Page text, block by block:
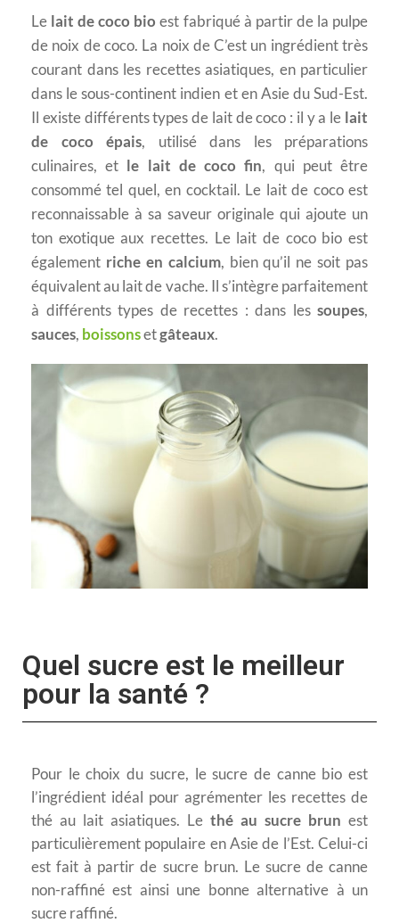
Le lait de coco bio est fabriqué à partir de la pulpe
de noix de coco. La noix de C’est un ingrédient très
courant dans les recettes asiatiques, en particulier
dans le sous-continent indien et en Asie du Sud-Est.
Il existe différents types de lait de coco : il y a le lait
de coco épais, utilisé dans les préparations
culinaires, et le lait de coco fin, qui peut être
consommé tel quel, en cocktail. Le lait de coco est
reconnaissable à sa saveur originale qui ajoute un
ton exotique aux recettes. Le lait de coco bio est
également riche en calcium, bien qu’il ne soit pas
équivalent au lait de vache. Il s’intègre parfaitement
à différents types de recettes : dans les soupes,
sauces, boissonsetgâteaux.
Quel sucre est le meilleur
pour la santé ?
Pour le choix du sucre, le sucre de canne bio est
l’ingrédient idéal pour agrémenter les recettes de
thé au lait asiatiques. Le thé au sucre brun est
particulièrement populaire en Asie de l’Est. Celui-ci
est fait à partir de sucre brun. Le sucre de canne
non-raffiné est ainsi une bonne alternative à un
sucre raffiné.